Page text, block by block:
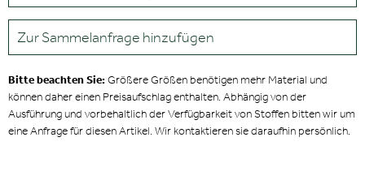
Zur Sammelanfrage hinzufügen
Bitte beachten Sie:Größere Größen benötigen mehr Material und
können daher einen Preisaufschlag enthalten. Abhängig von der
Ausführung und vorbehaltlich der Verfügbarkeit von Stoffen bitten wir um
eine Anfrage für diesen Artikel. Wir kontaktieren sie daraufhin persönlich.